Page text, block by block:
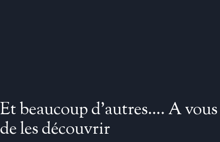
Et beaucoup d’autres…. A vous
de les découvrir